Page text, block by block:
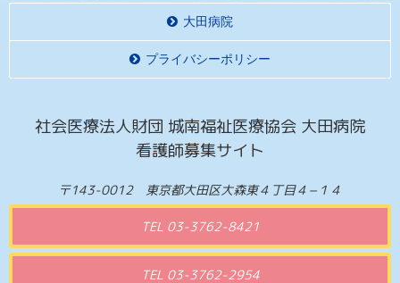
大田病院
プライバシーポリシー
社会医療法人財団 城南福祉医療協会 大田病院
看護師募集サイト
〒143-0012 東京都大田区大森東４丁目４−１４
TEL 03-3762-8421
TEL 03-3762-2954